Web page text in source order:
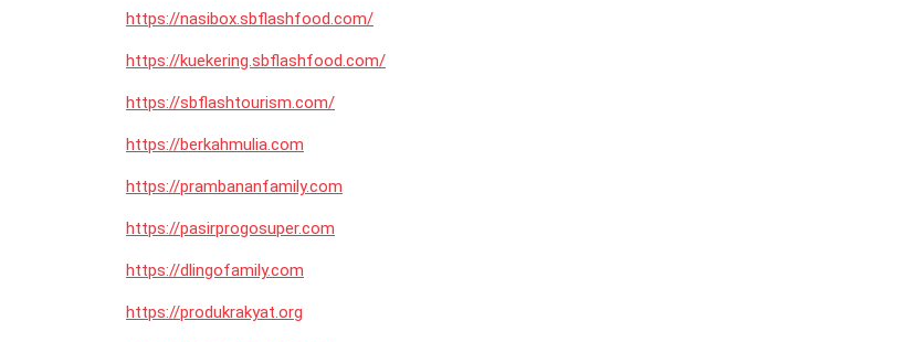
https://nasibox.sbflashfood.com/
https://kuekering.sbflashfood.com/
https://sbflashtourism.com/
https://berkahmulia.com
https://prambananfamily.com
https://pasirprogosuper.com
https://dlingofamily.com
https://produkrakyat.org